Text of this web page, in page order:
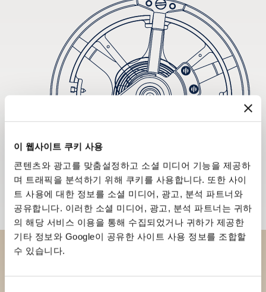
이 웹사이트 쿠키 사용
콘텐츠와 광고를 맞춤설정하고 소셜 미디어 기능을 제공하
며 트래픽을 분석하기 위해 쿠키를 사용합니다. 또한 사이
트 사용에 대한 정보를 소셜 미디어, 광고, 분석 파트너와
공유합니다. 이러한 소셜 미디어, 광고, 분석 파트너는 귀하
의 해당 서비스 이용을 통해 수집되었거나 귀하가 제공한
기타 정보와 Google이 공유한 사이트 사용 정보를 조합할
수 있습니다.